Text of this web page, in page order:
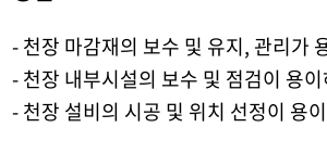
- 천장 마감재의 보수 및 유지, 관리가
- 천장 내부시설의 보수 및 점검이 용
- 천장 설비의 시공 및 위치 선정이 용